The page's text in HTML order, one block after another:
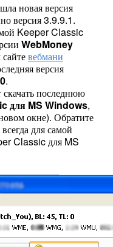
новая версия
версия 3.9.9.1.
мой Keeper Classic
WebMoney
вебмани
версия
.
скачать последнюю
для MS Windows,
окне). Обратите
для самой
Classic для MS